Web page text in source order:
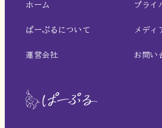
ホーム
ぱーぷるについて
運営会社
プライ
メディ
お問い